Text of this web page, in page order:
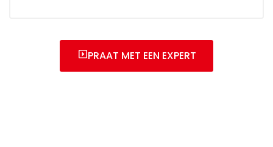
PRAAT MET EEN EXPERT